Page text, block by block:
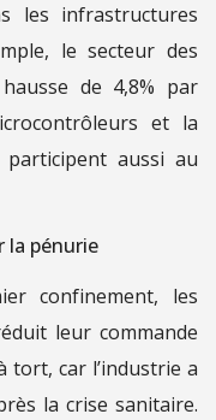
les infrastructures
le secteur des
de 4,8% par
et la
aussi au
la pénurie
confinement, les
leur commande
tort, car l’industrie a
la crise sanitaire.